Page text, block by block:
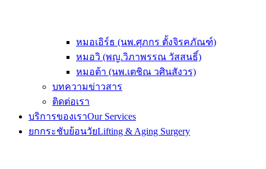
หมอเอิร์ธ (นพ.ศุภกร ตั้งจิรคภัณฑ์)
หมอวิ (พญ.วิภาพรรณ วัสสนธิ์)
หมอต้า (นพ.เตชิณ วศินสังวร)
บทความข่าวสาร
ติดต่อเรา
บริการของเราOur Services
ยกกระชับย้อนวัยLifting & Aging Surgery